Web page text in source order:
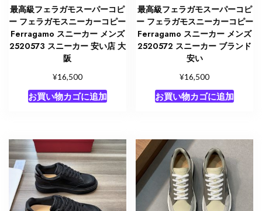
最高級フェラガモスーパーコピ
ー フェラガモスニーカーコピー
Ferragamo スニーカー メンズ
2520573 スニーカー 安い店 大
阪
¥16,500
お買い物カゴに追加
最高級フェラガモスーパーコピ
ー フェラガモスニーカーコピー
Ferragamo スニーカー メンズ
2520572 スニーカー ブランド
安い
¥16,500
お買い物カゴに追加